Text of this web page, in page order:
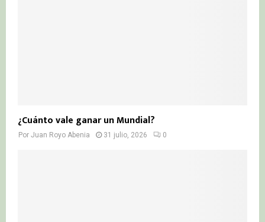
¿Cuánto vale ganar un Mundial?
Por Juan Royo Abenia 31 julio, 2026 0